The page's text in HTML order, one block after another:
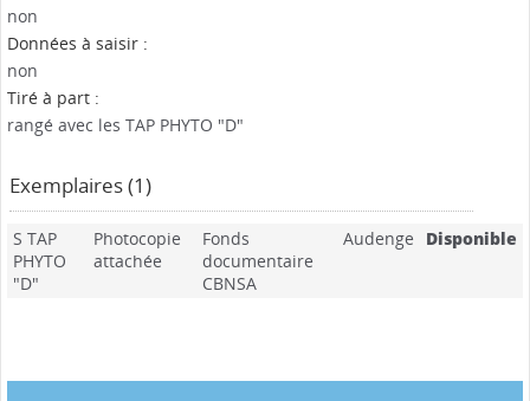
non
Données à saisir :
non
Tiré à part :
rangé avec les TAP PHYTO "D"
Exemplaires (1)
S TAP
PHYTO
"D"
Photocopie
attachée
Fonds
documentaire
CBNSA
Audenge Disponible